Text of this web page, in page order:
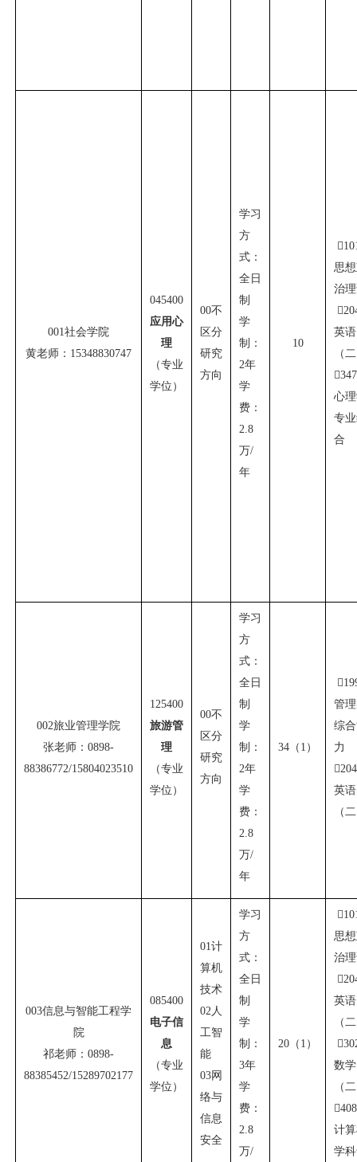
001社会学院
黄老师： 15348830747
045400
应用心
理
（专业
学位）
00不
区分
研究
方向
学习
方
式：
全日
制
学
制：
2年
学
费：
2.8
万/
年
10

思
治

英语
（
347
心
专
合
002旅业管理学院
张老师：0898-
88386772/15804023510
125400
旅游管
理
（专业
学位）
00不
区分
研究
方向
学习
方
式：
全日
制
学
制：
2年
学
费：
2.8
万/
年
34 （ 1 ）

管
综
力
204
英语
（
003信息与智能工程学
院
祁老师：0898-
88385452/15289702177
085400
电子信
息
（专业
学位）
01计
算机
技术
02人
工智
能
03网
络与
信息
安全
学习
方
式：
全日
制
学
制：
3年
学
费：
2.8
万/
20 （ 1 ）

思
治

英语
（

数学
（
408
计
学